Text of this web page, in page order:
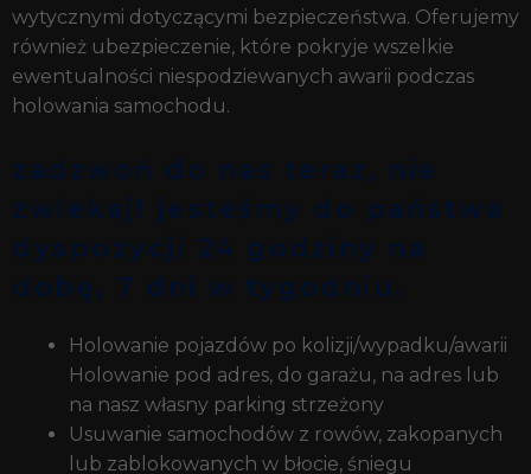
wytycznymi dotyczącymi bezpieczeństwa. Oferujemy
również ubezpieczenie, które pokryje wszelkie
ewentualności niespodziewanych awarii podczas
holowania samochodu.
zadzwoń do nas teraz, nie
zwlekaj! jesteśmy do państwa
dyspozycji 24 godziny na
dobę, 7 dni w tygodniu.
Holowanie pojazdów po kolizji/wypadku/awarii
Holowanie pod adres, do garażu, na adres lub
na nasz własny parking strzeżony
Usuwanie samochodów z rowów, zakopanych
lub zablokowanych w błocie, śniegu